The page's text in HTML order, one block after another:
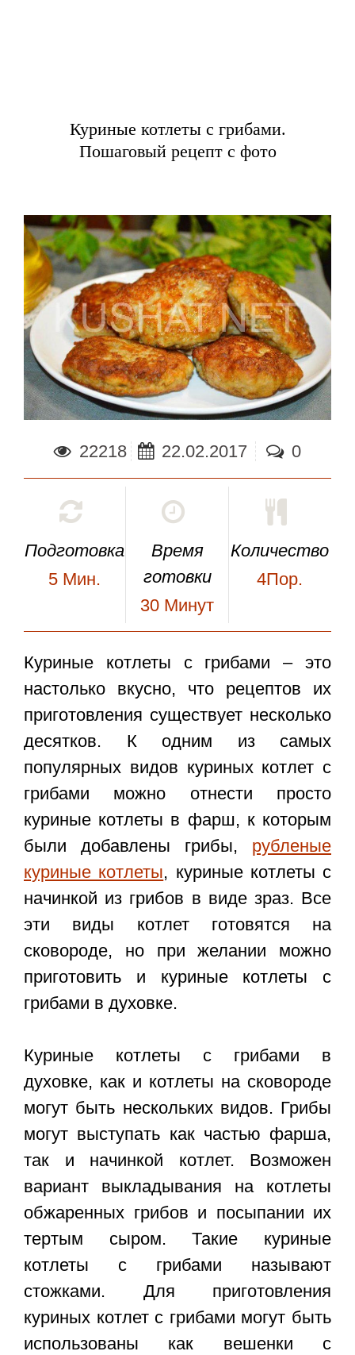
Куриные котлеты с грибами.
Пошаговый рецепт с фото
22218 22.02.2017 0
Подготовка
5 Мин.
Время
готовки
30 Минут
Количество
4Пор.
Куриные котлеты с грибами – это
настолько вкусно, что рецептов их
приготовления существует несколько
десятков. К одним из самых
популярных видов куриных котлет с
грибами можно отнести просто
куриные котлеты в фарш, к которым
были добавлены грибы, рубленые
куриные котлеты, куриные котлеты с
начинкой из грибов в виде зраз. Все
эти виды котлет готовятся на
сковороде, но при желании можно
приготовить и куриные котлеты с
грибами в духовке.
Куриные котлеты с грибами в
духовке, как и котлеты на сковороде
могут быть нескольких видов. Грибы
могут выступать как частью фарша,
так и начинкой котлет. Возможен
вариант выкладывания на котлеты
обжаренных грибов и посыпании их
тертым сыром. Такие куриные
котлеты с грибами называют
стожками. Для приготовления
куриных котлет с грибами могут быть
использованы как вешенки с